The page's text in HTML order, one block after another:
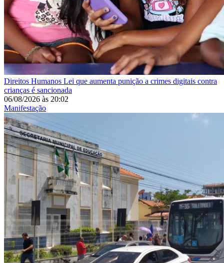
Direitos Humanos Lei que aumenta punição a crimes digitais contra
crianças é sancionada
06/08/2026 às 20:02
Manifestação